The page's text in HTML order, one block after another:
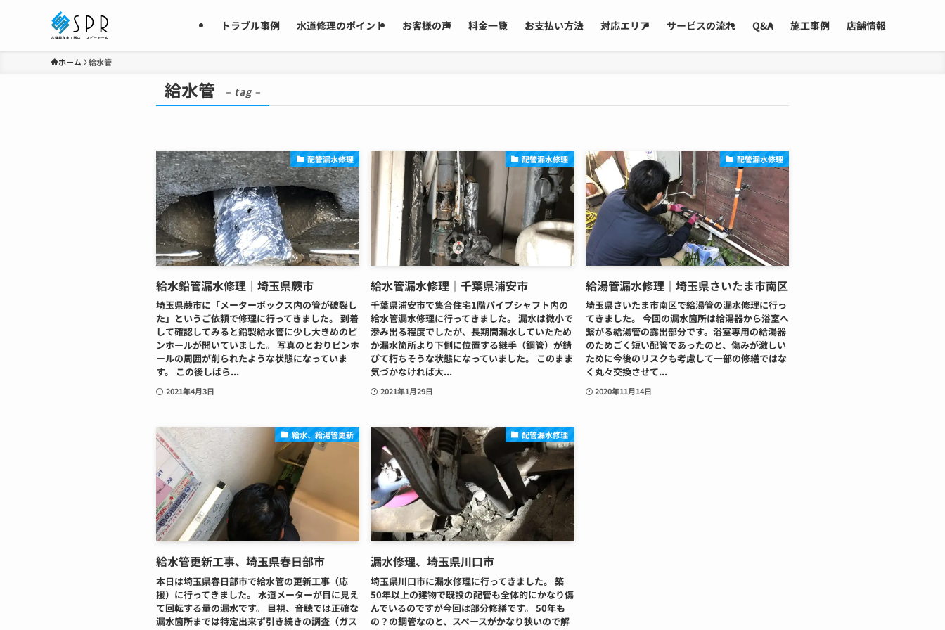
トラブル事例 水道修理のポイント お客様の声 料金一覧 お支払い方法 対応エリア サービスの流れ Q&A 施工事例 店舗情報
ホーム 給水管
給水管 – tag –
配管漏水修理
給水鉛管漏水修理｜埼玉県蕨市
埼玉県蕨市に「メーターボックス内の管が破裂し
た」というご依頼で修理に行ってきました。 到着
して確認してみると鉛製給水管に少し大きめのピ
ンホールが開いていました。 写真のとおりピンホ
ールの周囲が削られたような状態になっていま
す。 この後しばら...
2021年4月3日
配管漏水修理
給水管漏水修理｜千葉県浦安市
千葉県浦安市で集合住宅1階パイプシャフト内の
給水管漏水修理に行ってきました。 漏水は微小で
滲み出る程度でしたが、長期間漏水していたため
か漏水箇所より下側に位置する継手（鋼管）が錆
びて朽ちそうな状態になっていました。 このまま
気づかなければ大...
2021年1月29日
配管漏水修理
給湯管漏水修理｜埼玉県さいたま市南区
埼玉県さいたま市南区で給湯管の漏水修理に行っ
てきました。 今回の漏水箇所は給湯器から浴室へ
繋がる給湯管の露出部分です。浴室専用の給湯器
のためごく短い配管であったのと、傷みが激しい
ために今後のリスクも考慮して一部の修繕ではな
く丸々交換させて...
2020年11月14日
給水、給湯管更新
給水管更新工事、埼玉県春日部市
本日は埼玉県春日部市で給水管の更新工事（応
援）に行ってきました。 水道メーターが目に見え
て回転する量の漏水です。 目視、音聴では正確な
漏水箇所までは特定出来ず引き続きの調査（ガス
配管漏水修理
漏水修理、埼玉県川口市
埼玉県川口市に漏水修理に行ってきました。 築
50年以上の建物で既設の配管も全体的にかなり傷
んでいるのですが今回は部分修繕です。 50年も
の？の鋼管なのと、スペースがかなり狭いので解